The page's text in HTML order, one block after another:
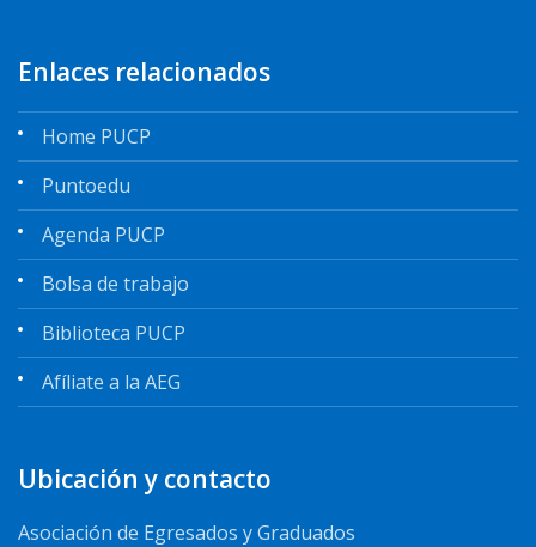
Enlaces relacionados
Home PUCP
Puntoedu
Agenda PUCP
Bolsa de trabajo
Biblioteca PUCP
Afíliate a la AEG
Ubicación y contacto
Asociación de Egresados y Graduados